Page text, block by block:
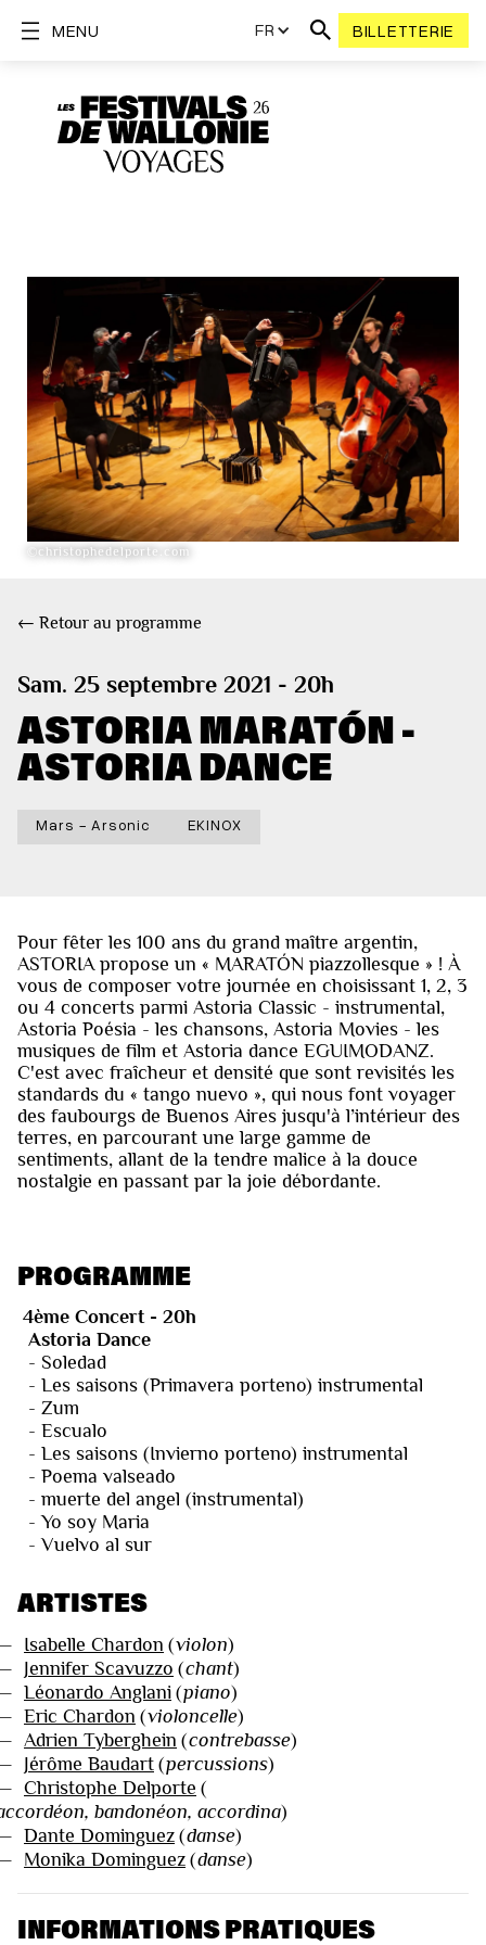
FR BILLETTERIE
MENU
©christophedelporte.com
← Retour au programme
Sam. 25 septembre 2021 - 20h
ASTORIA MARATÓN -
ASTORIA DANCE
Mars - Arsonic EKINOX
Pour fêter les 100 ans du grand maître argentin,
ASTORIA propose un « MARATÓN piazzollesque » ! À
vous de composer votre journée en choisissant 1, 2, 3
ou 4 concerts parmi Astoria Classic - instrumental,
Astoria Poésia - les chansons, Astoria Movies - les
musiques de film et Astoria dance EGUIMODANZ.
C'est avec fraîcheur et densité que sont revisités les
standards du « tango nuevo », qui nous font voyager
des faubourgs de Buenos Aires jusqu'à l’intérieur des
terres, en parcourant une large gamme de
sentiments, allant de la tendre malice à la douce
nostalgie en passant par la joie débordante.
PROGRAMME
4ème Concert - 20h
Astoria Dance
- Soledad
- Les saisons (Primavera porteno) instrumental
- Zum
- Escualo
- Les saisons (Invierno porteno) instrumental
- Poema valseado
- muerte del angel (instrumental)
- Yo soy Maria
- Vuelvo al sur
ARTISTES
Isabelle Chardon (violon)
Jennifer Scavuzzo (chant)
Léonardo Anglani (piano)
Eric Chardon (violoncelle)
Adrien Tyberghein (contrebasse)
Jérôme Baudart (percussions)
Christophe Delporte (
bandonéon, accordina)
Dante Dominguez (danse)
Monika Dominguez (danse)
INFORMATIONS PRATIQUES